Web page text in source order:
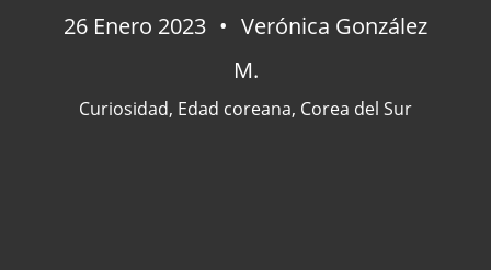
26 Enero 2023
Verónica González
M.
Curiosidad, Edad coreana, Corea del Sur